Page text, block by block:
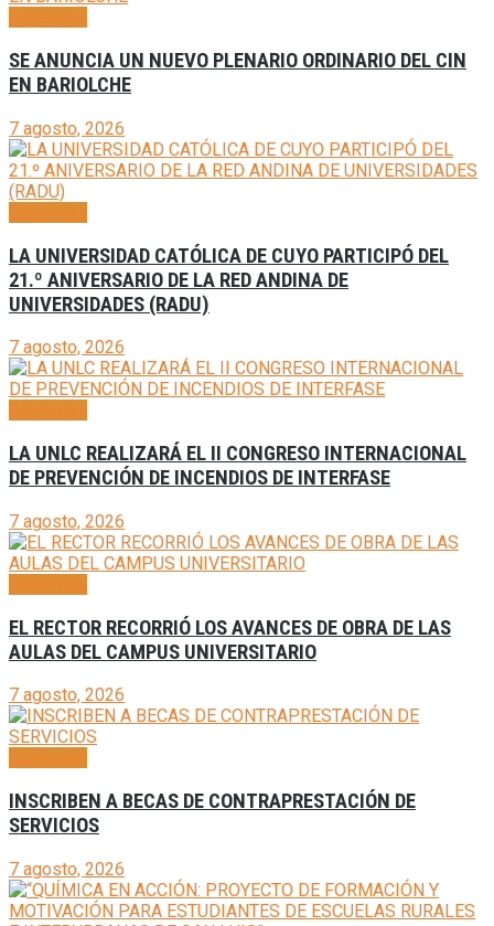
SE ANUNCIA UN NUEVO PLENARIO ORDINARIO DEL CIN
EN BARIOLCHE
7 agosto, 2026
LA UNIVERSIDAD CATÓLICA DE CUYO PARTICIPÓ DEL
21.º ANIVERSARIO DE LA RED ANDINA DE
UNIVERSIDADES (RADU)
7 agosto, 2026
LA UNLC REALIZARÁ EL II CONGRESO INTERNACIONAL
DE PREVENCIÓN DE INCENDIOS DE INTERFASE
7 agosto, 2026
EL RECTOR RECORRIÓ LOS AVANCES DE OBRA DE LAS
AULAS DEL CAMPUS UNIVERSITARIO
7 agosto, 2026
INSCRIBEN A BECAS DE CONTRAPRESTACIÓN DE
SERVICIOS
7 agosto, 2026